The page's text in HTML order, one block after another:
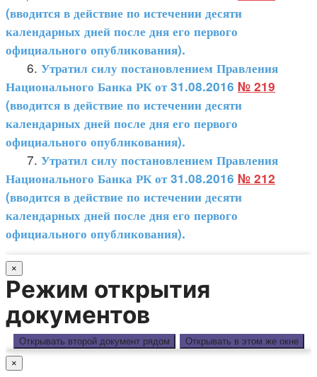
(вводится в действие по истечении десяти
календарных дней после дня его первого
официального опубликования).
6. Утратил силу постановлением Правления
Национального Банка РК от 31.08.2016 № 219
(вводится в действие по истечении десяти
календарных дней после дня его первого
официального опубликования).
7. Утратил силу постановлением Правления
Национального Банка РК от 31.08.2016 № 212
(вводится в действие по истечении десяти
календарных дней после дня его первого
официального опубликования).
×
Режим открытия
документов
Открывать второй документ рядом Открывать в этом же окне
×